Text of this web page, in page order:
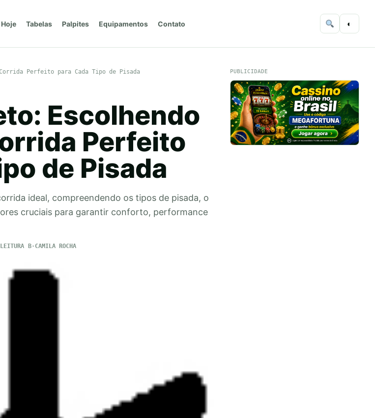
Tabelas Palpites Equipamentos Contato ◐
Perfeito para Cada Tipo de Pisada
Escolhendo
Perfeito
de Pisada
ideal, compreendendo os tipos de pisada, o
cruciais para garantir conforto, performance
CAMILA ROCHA
PUBLICIDADE